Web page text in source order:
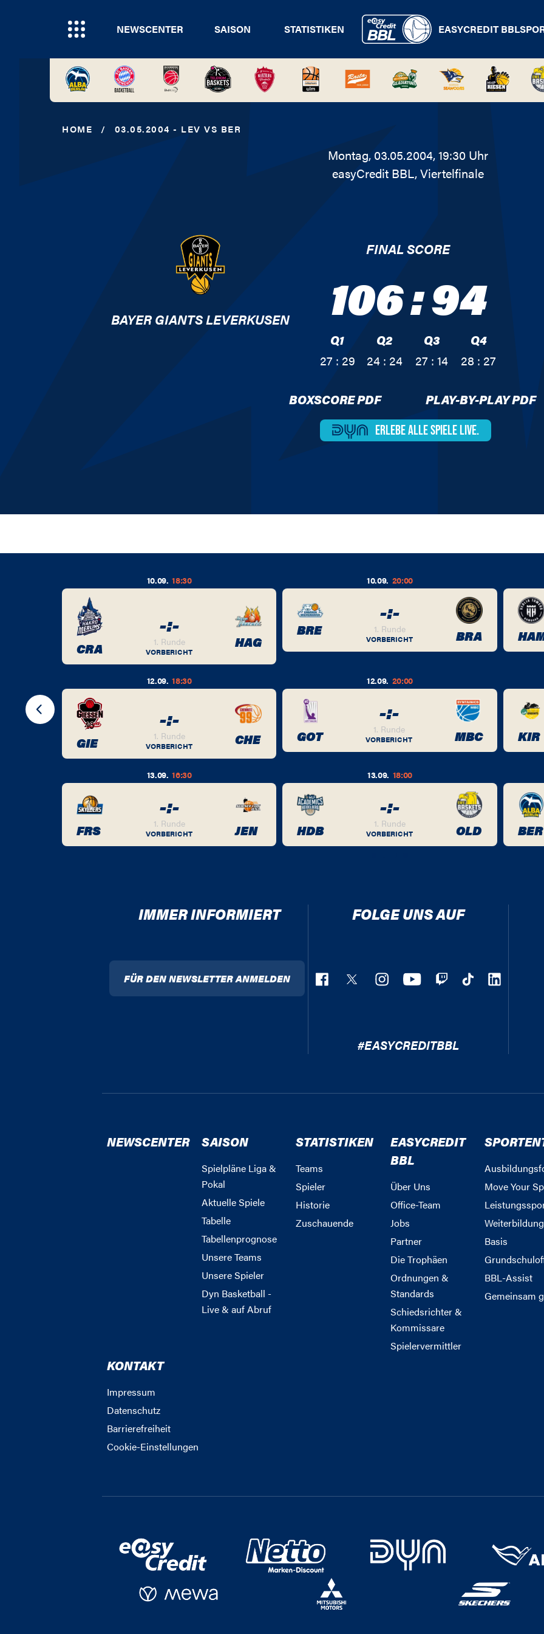
NEWSCENTER SAISON STATISTIKEN EASYCREDIT BBL
HOME / 03.05.2004 - LEV VS BER
Montag, 03.05.2004, 19:30 Uhr
easyCredit BBL, Viertelfinale
BAYER GIANTS LEVERKUSEN
FINAL SCORE
106:94
Q1
27 : 29
Q2
24 : 24
Q3
27 : 14
Q4
28 : 27
BOXSCORE PDF PLAY-BY-PLAY PDF
ERLEBE ALLESPIELE LIVE.
BER
10.09. 18:30
CRA
-:-
1. Runde
VORBERICHT
HAG
10.09. 20:00
BRE
-:-
1. Runde
VORBERICHT BRA
12.09. 18:30
GIE
-:-
1. Runde
VORBERICHT CHE
12.09. 20:00
GOT
-:-
1. Runde
VORBERICHT MBC KIR
13.09. 16:30
FRS
-:-
1. Runde
VORBERICHT JEN
13.09. 18:00
HDB
-:-
1. Runde
VORBERICHT OLD BER
IMMER INFORMIERT
FÜR DEN NEWSLETTER ANMELDEN
FOLGE UNS AUF
#EASYCREDITBBL
NEWSCENTER SAISON
Spielpläne Liga &
Pokal
Aktuelle Spiele
Tabelle
Tabellenprognose
Unsere Teams
Unsere Spieler
Dyn Basketball -
Live & auf Abruf
STATISTIKEN
Teams
Spieler
Historie
Zuschauende
EASYCREDIT
BBL
Über Uns
Office-Team
Jobs
Partner
Die Trophäen
Ordnungen &
Standards
Schiedsrichter &
Kommissare
Spielervermittler
Move Your
Weiterbildung
Basis
BBL-Assist
Gemeinsam
KONTAKT
Impressum
Datenschutz
Barrierefreiheit
Cookie-Einstellungen